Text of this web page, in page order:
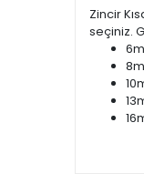
Zincir
seçiniz.